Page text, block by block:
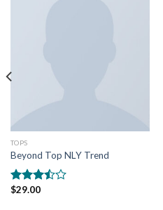
TOPS
Beyond Top NLY Trend
5
$29.00